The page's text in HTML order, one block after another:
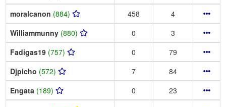
moralcanon (884) 458
4
Williammunny (880) 0
3
Fadigas19 (757) 0
79
Djpicho (572) 7
84
Engata (189) 0
23